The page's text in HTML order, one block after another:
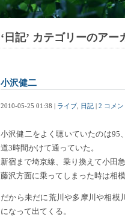
‘日記’ カテゴリーのアー
小沢健二
2010-05-25 01:38 | ライブ 日記 2 コメン
小沢健二をよく聴いていたのは95
道3時間かけて通っていた。
新宿まで埼京線、乗り換えて小田急
藤沢方面に乗ってしまった時は相
だから未だに荒川や多摩川や相模
になって出てくる。